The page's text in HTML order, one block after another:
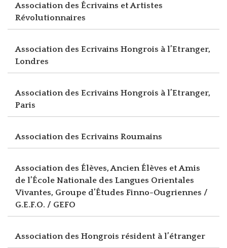
Association des Écrivains et Artistes
Révolutionnaires
Association des Ecrivains Hongrois à l’Etranger,
Londres
Association des Ecrivains Hongrois à l’Etranger,
Paris
Association des Ecrivains Roumains
Association des Élèves, Ancien Élèves et Amis
de l’École Nationale des Langues Orientales
Vivantes, Groupe d’Études Finno-Ougriennes /
G.E.F.O. / GEFO
Association des Hongrois résident à l’étranger